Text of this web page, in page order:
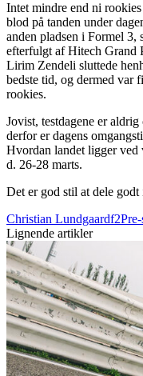
Intet mindre end ni
blod på tanden under
anden pladsen i Formel 3,
efterfulgt af Hitech Grand
Lirim Zendeli sluttede
bedste tid, og dermed var
rookies.
Jovist, testdagene er
derfor er dagens
Hvordan landet ligger ved
d. 26-28 marts.
Det er god stil at dele
Christian Lundgaardf2
Lignende artikler